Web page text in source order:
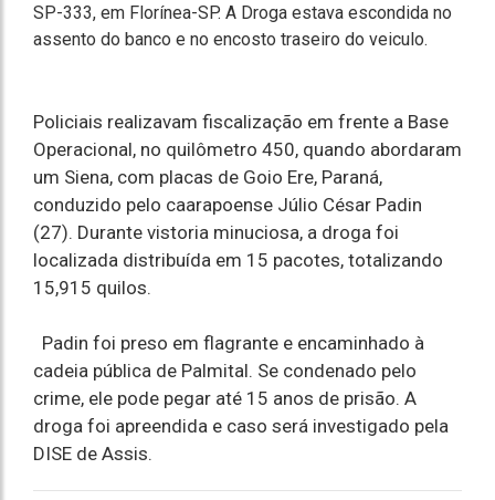
SP-333, em Florínea-SP. A Droga estava escondida no
assento do banco e no encosto traseiro do veiculo.
Policiais realizavam fiscalização em frente a Base
Operacional, no quilômetro 450, quando abordaram
um Siena, com placas de Goio Ere, Paraná,
conduzido pelo caarapoense Júlio César Padin
(27). Durante vistoria minuciosa, a droga foi
localizada distribuída em 15 pacotes, totalizando
15,915 quilos.
Padin foi preso em flagrante e encaminhado à
cadeia pública de Palmital. Se condenado pelo
crime, ele pode pegar até 15 anos de prisão. A
droga foi apreendida e caso será investigado pela
DISE de Assis.